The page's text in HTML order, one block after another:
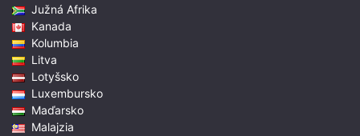
Južná Afrika
Kanada
Kolumbia
Litva
Lotyšsko
Luxembursko
Maďarsko
Malajzia